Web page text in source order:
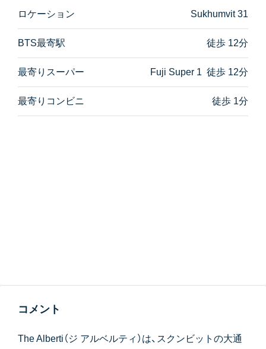
ロケーション Sukhumvit 31
BTS最寄駅 徒歩 12分
最寄りスーパー Fuji Super 1 徒歩 12分
最寄りコンビニ 徒歩 1分
コメント
The Alberti（ジ アルベルティ）は、スクンビットの大通